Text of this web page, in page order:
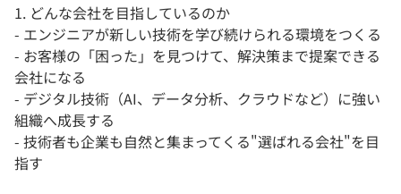
1. どんな会社を目指しているのか
- エンジニアが新しい技術を学び続けられる環境をつくる
- お客様の「困った」を見つけて、解決策まで提案できる
会社になる
- デジタル技術（AI、データ分析、クラウドなど）に強い
組織へ成長する
- 技術者も企業も自然と集まってくる"選ばれる会社"を目
指す